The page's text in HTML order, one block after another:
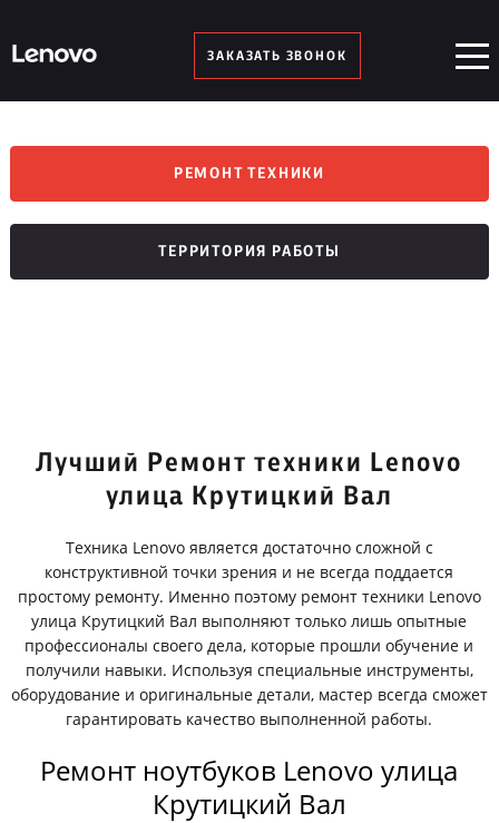
ЗАКАЗАТЬ ЗВОНОК
РЕМОНТ ТЕХНИКИ
ТЕРРИТОРИЯ РАБОТЫ
Лучший Ремонт техники Lenovo
улица Крутицкий Вал
Техника Lenovo является достаточно сложной с
конструктивной точки зрения и не всегда поддается
простому ремонту. Именно поэтому ремонт техники Lenovo
улица Крутицкий Вал выполняют только лишь опытные
профессионалы своего дела, которые прошли обучение и
получили навыки. Используя специальные инструменты,
оборудование и оригинальные детали, мастер всегда сможет
гарантировать качество выполненной работы.
Ремонт ноутбуков Lenovo улица
Крутицкий Вал